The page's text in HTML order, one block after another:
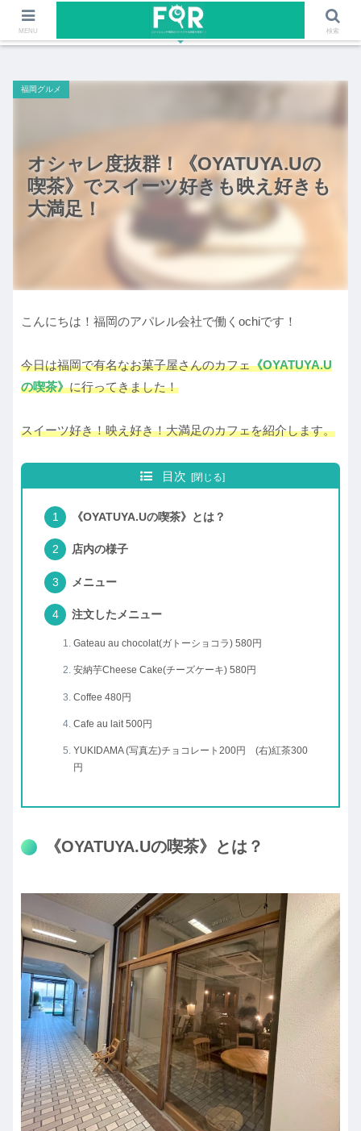
ファッションや福岡のワクワクする情報を発信！！
オシャレ度抜群！《OYATUYA.Uの
喫茶》でスイーツ好きも映え好きも
大満足！
福岡グルメ
こんにちは！福岡のアパレル会社で働くochiです！
今日は福岡で有名なお菓子屋さんのカフェ《OYATUYA.U
の喫茶》に行ってきました！
スイーツ好き！映え好き！大満足のカフェを紹介します。
目次
《OYATUYA.Uの喫茶》とは？
店内の様子
メニュー
注文したメニュー
Gateau au chocolat(ガトーショコラ) 580円
安納芋Cheese Cake(チーズケーキ) 580円
Coffee 480円
Cafe au lait 500円
YUKIDAMA (写真左)チョコレート200円 (右)紅茶300
円
《OYATUYA.Uの喫茶》とは？
MENU 検索